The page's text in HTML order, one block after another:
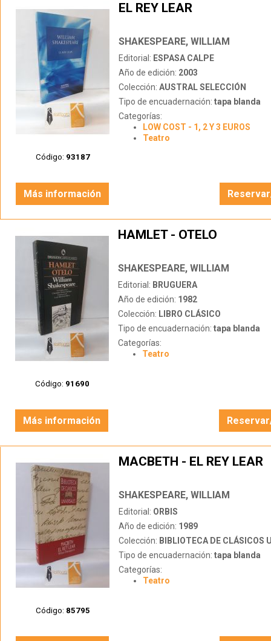
Código: 93187
EL REY LEAR
SHAKESPEARE, WILLIAM
Editorial: ESPASA CALPE
Año de edición: 2003
Colección: AUSTRAL SELECCIÓN
Tipo de encuadernación: tapa blanda
Categorías:
LOW COST - 1, 2 Y 3 EUROS
Teatro
Más información
Código: 91690
HAMLET - OTELO
SHAKESPEARE, WILLIAM
Editorial: BRUGUERA
Año de edición: 1982
Colección: LIBRO CLÁSICO
Tipo de encuadernación: tapa blanda
Categorías:
Teatro
Más información
Código: 85795
MACBETH - EL REY LEAR
SHAKESPEARE, WILLIAM
Editorial: ORBIS
Año de edición: 1989
Colección: BIBLIOTECA DE CLÁSICOS
Tipo de encuadernación: tapa blanda
Categorías:
Teatro